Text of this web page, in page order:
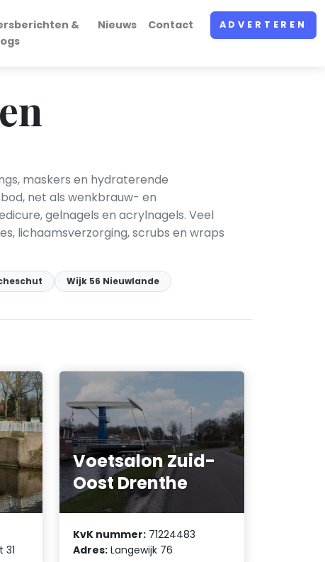
&
Nieuws Contact ADVERTEREN
maskers en hydraterende
net als wenkbrauw- en
gelnagels en acrylnagels. Veel
lichaamsverzorging, scrubs en wraps
Wijk 56 Nieuwlande
Voetsalon Zuid-
Oost Drenthe
KvK nummer: 71224483
Adres: Langewijk 76